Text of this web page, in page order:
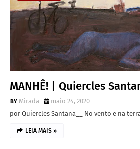
MANHÊ! | Quiercles
Mirada
maio 24, 2020
por Quiercles Santana__ No vento e na
LEIA MAIS »